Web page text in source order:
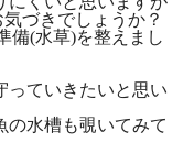
づきでしょうか？
備(水草)を整えまし
ていきたいと思い
の水槽も覗いてみて